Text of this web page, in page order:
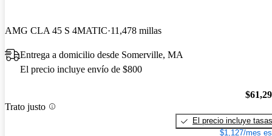
AMG CLA 45 S 4MATIC 11,478 millas
Entrega a domicilio desde Somerville, MA
El precio incluye envío de $800
Trato justo
El precio incluye tasas
$1,127/mes